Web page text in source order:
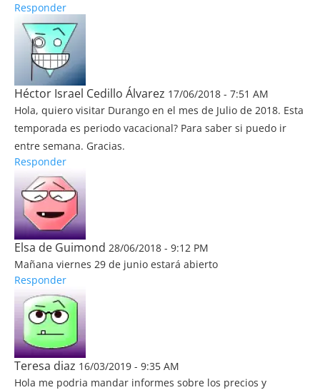
Responder
Héctor Israel Cedillo Álvarez 17/06/2018 - 7:51 AM
Hola, quiero visitar Durango en el mes de Julio de 2018. Esta
temporada es periodo vacacional? Para saber si puedo ir
entre semana. Gracias.
Responder
Elsa de Guimond 28/06/2018 - 9:12 PM
Mañana viernes 29 de junio estará abierto
Responder
Teresa diaz 16/03/2019 - 9:35 AM
Hola me podria mandar informes sobre los precios y